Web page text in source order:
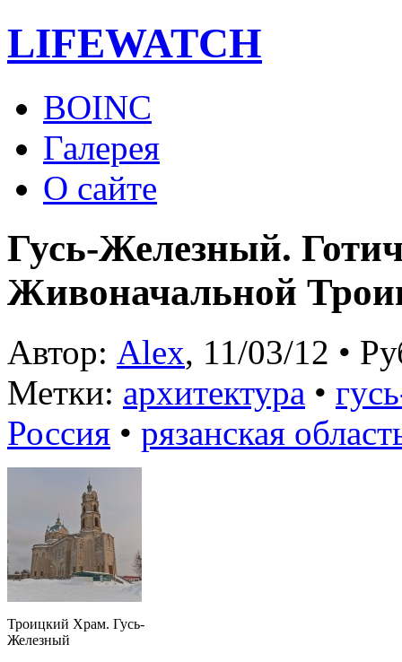
LIFEWATCH
BOINC
Галерея
О сайте
Гусь-Железный.
Живоначальной
Автор: Alex, 11/03/12 •
Метки: архитектура •
Россия • рязанская
Троицкий Храм. Гусь-
Железный